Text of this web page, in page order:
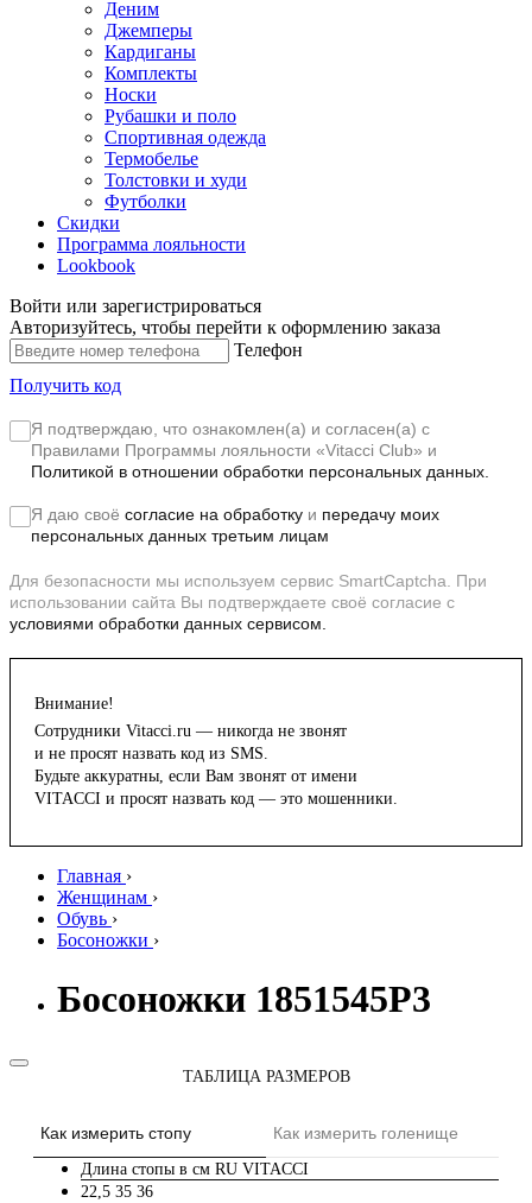
Деним
Джемперы
Кардиганы
Комплекты
Носки
Рубашки и поло
Спортивная одежда
Термобелье
Толстовки и худи
Футболки
Скидки
Программа лояльности
Lookbook
Войти или зарегистрироваться
Авторизуйтесь, чтобы перейти к оформлению заказа
Телефон
Получить код
Я подтверждаю, что ознакомлен(а) и согласен(а) с
Правилами Программы лояльности «Vitacci Club» и
Политикой в отношении обработки персональных данных.
Я даю своё согласие на обработку и передачу моих
персональных данных третьим лицам
Для безопасности мы используем сервис SmartCaptcha. При
использовании сайта Вы подтверждаете своё согласие с
условиями обработки данных сервисом.
Внимание!
Сотрудники Vitacci.ru — никогда не звонят
и не просят назвать код из SMS.
Будьте аккуратны, если Вам звонят от имени
VITACCI и просят назвать код — это мошенники.
Главная ›
Женщинам ›
Обувь ›
Босоножки ›
Босоножки 1851545P3
ТАБЛИЦА РАЗМЕРОВ
Как измерить стопу Как измерить голенище
Длина стопы в см RU VITACCI
22,5 35 36